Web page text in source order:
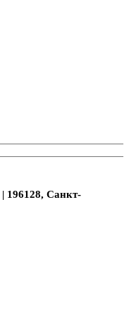
| 196128, Санкт-